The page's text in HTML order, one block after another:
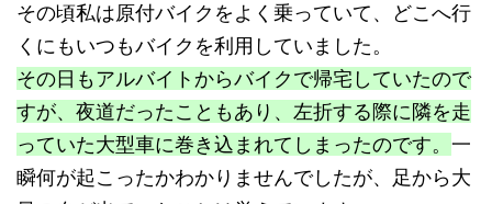
その頃私は原付バイクをよく乗っていて、どこへ行
くにもいつもバイクを利用していました。
その日もアルバイトからバイクで帰宅していたので
すが、夜道だったこともあり、左折する際に隣を走
っていた大型車に巻き込まれてしまったのです。 一
瞬何が起こったかわかりませんでしたが、足から大